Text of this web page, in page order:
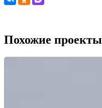
Похожие проекты